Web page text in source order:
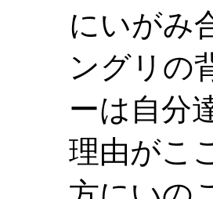
にいがみ
ングリの
ーは自分
理由がこ